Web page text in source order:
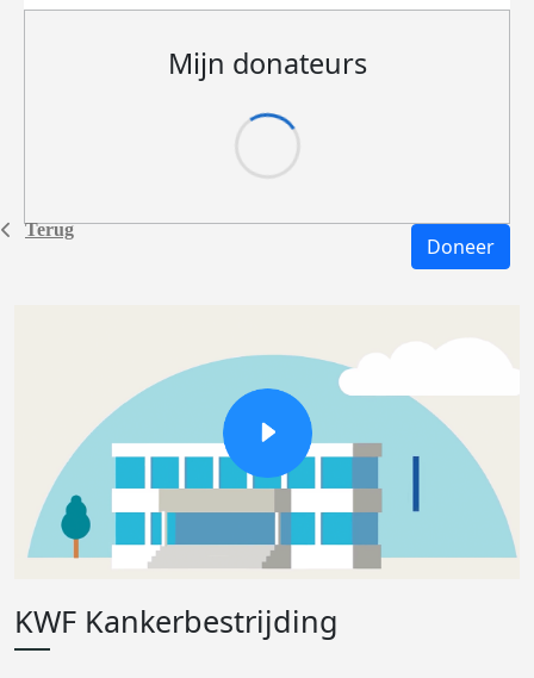
Terug
Mijn donateurs
Doneer
KWF Kankerbestrijding